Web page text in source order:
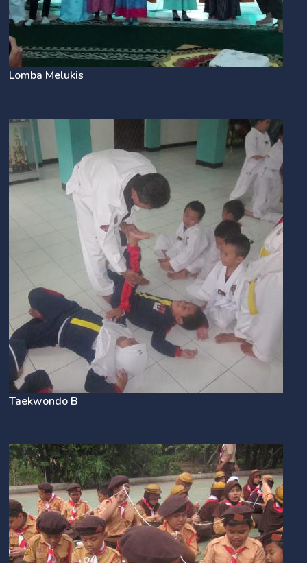
Lomba Melukis
Taekwondo B